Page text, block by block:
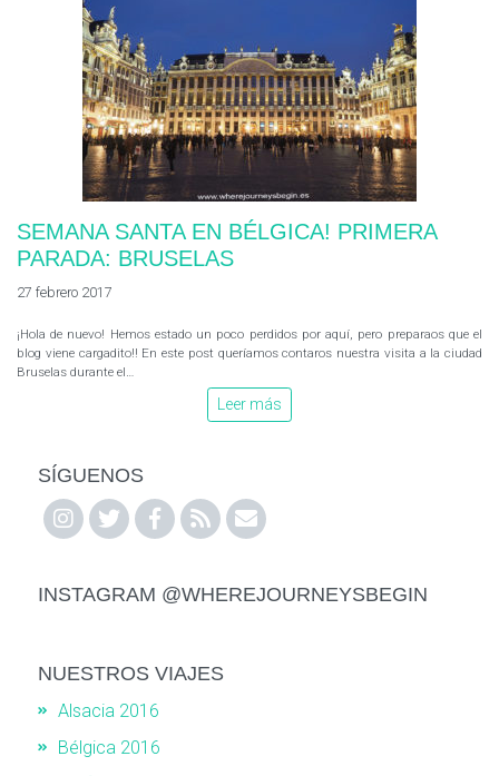
SEMANA SANTA EN BÉLGICA! PRIMERA
PARADA: BRUSELAS
27 febrero 2017
¡Hola de nuevo! Hemos estado un poco perdidos por aquí, pero preparaos que el
blog viene cargadito!! En este post queríamos contaros nuestra visita a la ciudad
Bruselas durante el…
Leer más
SÍGUENOS
INSTAGRAM @WHEREJOURNEYSBEGIN
NUESTROS VIAJES
Alsacia 2016
Bélgica 2016